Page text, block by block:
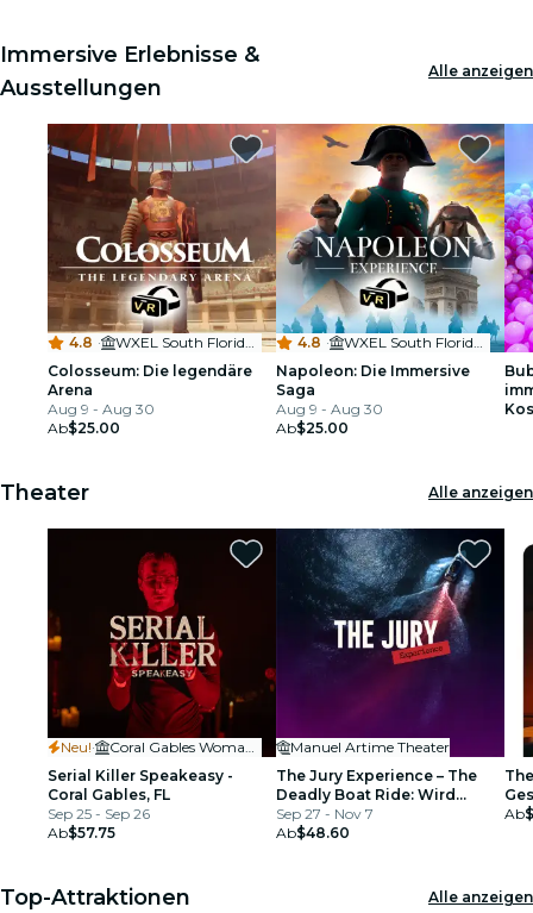
Immersive Erlebnisse &
Ausstellungen
Alle anzeigen
4.8 ·
WXEL South Florida PBS
Colosseum: Die legendäre
Arena
Aug 9 - Aug 30
Ab$25.00
4.8 ·
WXEL South Florida PBS
Napoleon: Die Immersive
Saga
Aug 9 - Aug 30
Ab$25.00
Theater Alle anzeigen
Neu!·
Coral Gables Woman's Club
Serial Killer Speakeasy -
Coral Gables, FL
Sep 25 - Sep 26
Ab$57.75
Manuel Artime Theater
The Jury Experience – The
Deadly Boat Ride: Wird
Miami Gerechtigkeit liefern?
Sep 27 - Nov 7
Ab$48.60
Ab
Top-Attraktionen Alle anzeigen